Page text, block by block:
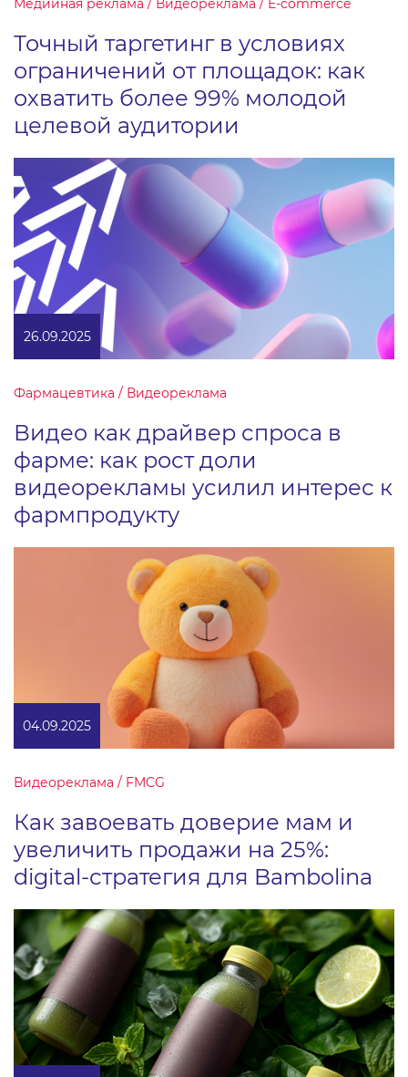
Медийная реклама / Видеореклама / E-commerce
Точный таргетинг в условиях
ограничений от площадок: как
охватить более 99% молодой
целевой аудитории
26.09.2025
Фармацевтика / Видеореклама
Видео как драйвер спроса в
фарме: как рост доли
видеорекламы усилил интерес к
фармпродукту
04.09.2025
Видеореклама / FMCG
Как завоевать доверие мам и
увеличить продажи на 25%:
digital-стратегия для Bambolina